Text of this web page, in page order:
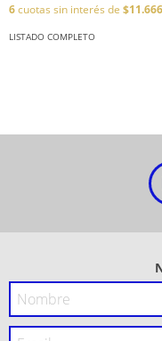
6cuotas sin interés de
LISTADO COMPLETO